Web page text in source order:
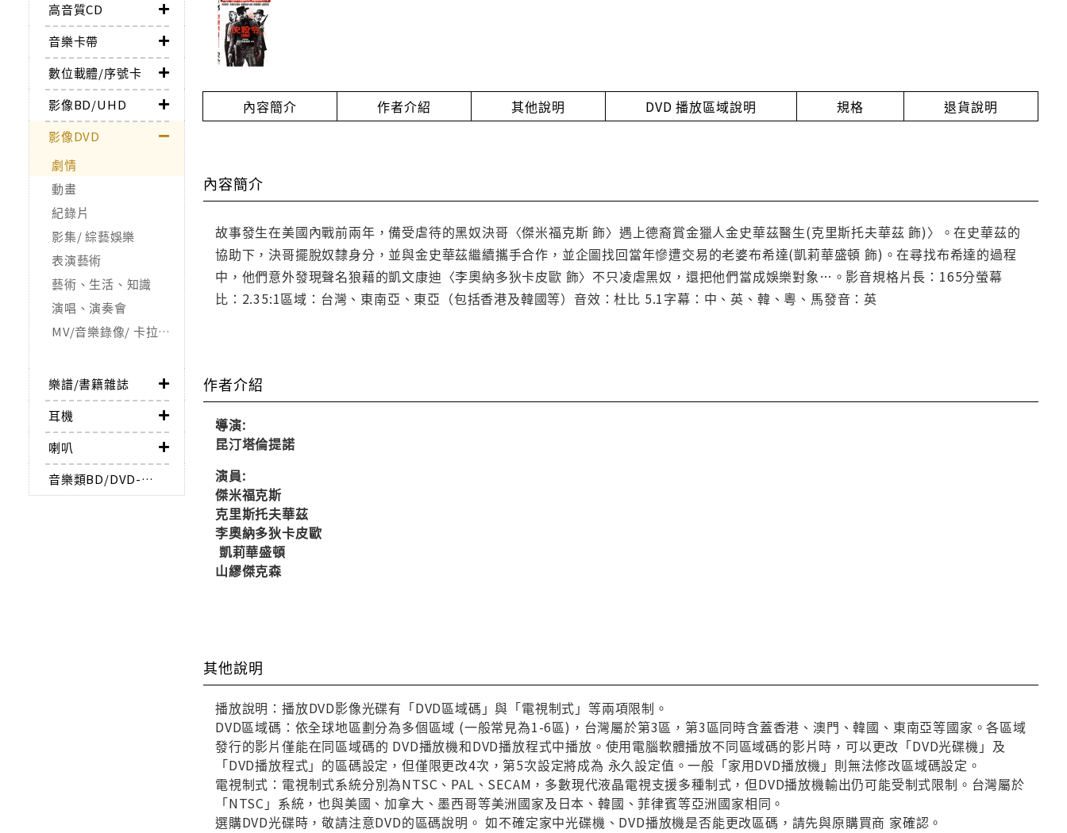
高音質CD
音樂卡帶
數位載體/序號卡
影像BD/UHD
影像DVD
劇情
動畫
紀錄片
影集/ 綜藝娛樂
表演藝術
藝術、生活、知識
演唱、演奏會
MV/音樂錄像/ 卡拉OK
樂譜/書籍雜誌
耳機
喇叭
音樂類BD/DVD-AUDIO
內容簡介 作者介紹 其他說明 DVD 播放區域說明 規格 退貨說明
內容簡介
故事發生在美國內戰前兩年，備受虐待的黑奴決哥〈傑米福克斯 飾〉遇上德裔賞金獵人金史華茲醫生(克里斯托夫華茲 飾)〉。在史華茲的
協助下，決哥擺脫奴隸身分，並與金史華茲繼續攜手合作，並企圖找回當年慘遭交易的老婆布希達(凱莉華盛頓 飾)。在尋找布希達的過程
中，他們意外發現聲名狼藉的凱文康迪〈李奧納多狄卡皮歐 飾〉不只凌虐黑奴，還把他們當成娛樂對象…。影音規格片長：165分螢幕
比：2.35:1區域：台灣、東南亞、東亞（包括香港及韓國等）音效：杜比 5.1字幕：中、英、韓、粵、馬發音：英
作者介紹
導演:
昆汀塔倫提諾
演員:
傑米福克斯
克里斯托夫華茲
李奧納多狄卡皮歐
凱莉華盛頓
山繆傑克森
其他說明
播放說明：播放DVD影像光碟有「DVD區域碼」與「電視制式」等兩項限制。
DVD區域碼：依全球地區劃分為多個區域 (一般常見為1-6區)，台灣屬於第3區，第3區同時含蓋香港、澳門、韓國、東南亞等國家。各區域
發行的影片僅能在同區域碼的 DVD播放機和DVD播放程式中播放。使用電腦軟體播放不同區域碼的影片時，可以更改「DVD光碟機」及
「DVD播放程式」的區碼設定，但僅限更改4次，第5次設定將成為 永久設定值。一般「家用DVD播放機」則無法修改區域碼設定。
電視制式：電視制式系統分別為NTSC、PAL、SECAM，多數現代液晶電視支援多種制式，但DVD播放機輸出仍可能受制式限制。台灣屬於
「NTSC」系統，也與美國、加拿大、墨西哥等美洲國家及日本、韓國、菲律賓等亞洲國家相同。
選購DVD光碟時，敬請注意DVD的區碼說明。 如不確定家中光碟機、DVD播放機是否能更改區碼，請先與原購買商 家確認。